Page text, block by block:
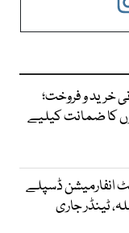
خرید و فروخت؛
کا ضمانت کیلیے
انفارمیشن ڈسپلے
ٹینڈر جاری